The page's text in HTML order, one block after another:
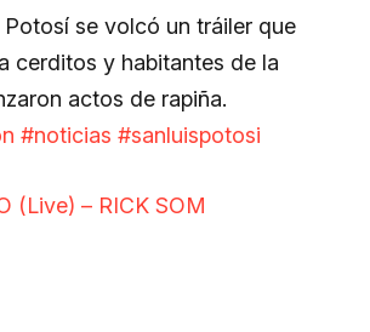
Potosí se volcó un tráiler que
cerditos y habitantes de la
actos de rapiña.
#noticias #sanluispotosi
(Live) – RICK SOM